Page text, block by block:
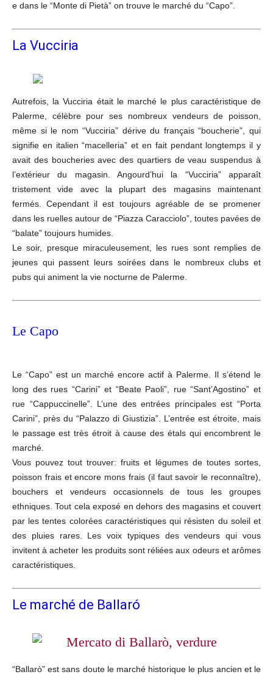
e dans le “Monte di Pietà” on trouve le marché du “Capo”.
La Vucciria
Autrefois, la Vucciria était le marché le plus caractéristique de
Palerme, célèbre pour ses nombreux vendeurs de poisson,
même si le nom “Vucciria” dérive du français “boucherie”, qui
signifie en italien “macelleria” et en fait pendant longtemps il y
avait des boucheries avec des quartiers de veau suspendus à
l’extérieur du magasin. Angourd’hui la “Vucciria” apparaît
tristement vide avec la plupart des magasins maintenant
fermés. Cependant il est toujours agréable de se promener
dans les ruelles autour de “Piazza Caracciolo”, toutes pavées de
“balate” toujours humides.
Le soir, presque miraculeusement, les rues sont remplies de
jeunes qui passent leurs soirées dans le nombreux clubs et
pubs qui animent la vie nocturne de Palerme.
Le Capo
Le “Capo” est un marché encore actif à Palerme. Il s’étend le
long des rues “Carini” et “Beate Paoli”, rue “Sant’Agostino” et
rue “Cappuccinelle”. L’une des entrées principales est “Porta
Carini”, près du “Palazzo di Giustizia”. L’entrée est étroite, mais
le passage est très étroit à cause des étals qui encombrent le
marché.
Vous pouvez tout trouver: fruits et légumes de toutes sortes,
poisson frais et encore mons frais (il faut savoir le reconnaître),
bouchers et vendeurs occasionnels de tous les groupes
ethniques. Tout cela exposé en dehors des magasins et couvert
par les tentes colorées caractéristiques qui résisten du soleil et
des pluies rares. Les voix typiques des vendeurs qui vous
invitent à acheter les produits sont réliées aux odeurs et arômes
caractéristiques.
Le marché de Ballaró
“Ballarò” est sans doute le marché historique le plus ancien et le